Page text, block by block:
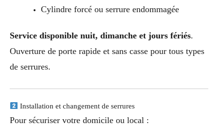
Cylindre forcé ou serrure endommagée
Service disponible nuit, dimanche et jours fériés.
Ouverture de porte rapide et sans casse pour tous types
de serrures.
Installation et changement de serrures
Pour sécuriser votre domicile ou local :